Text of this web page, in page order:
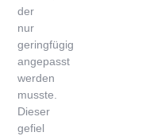
der
nur
geringfügig
angepasst
werden
musste.
Dieser
gefiel